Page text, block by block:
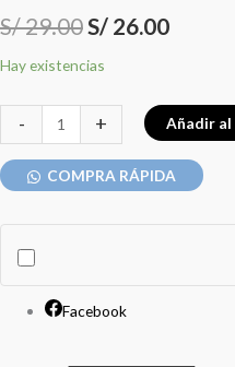
S/29.00S/ 26.00
Hay existencias
- + Añadir
COMPRA RÁPIDA
Facebook